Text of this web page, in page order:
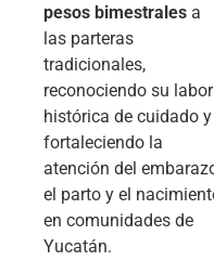
pesos bimestrales a
las parteras
tradicionales,
reconociendo su labor
histórica de cuidado y
fortaleciendo la
atención del
el parto y el
en comunidades de
Yucatán.